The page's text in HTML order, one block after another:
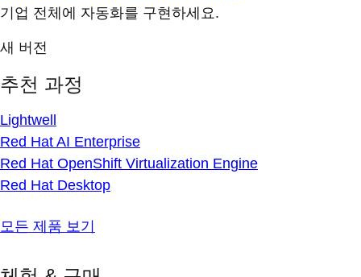
기업 전체에 자동화를 구현하세요.
새 버전
추천 과정
Lightwell
Red Hat AI Enterprise
Red Hat OpenShift Virtualization Engine
Red Hat Desktop
모든 제품 보기